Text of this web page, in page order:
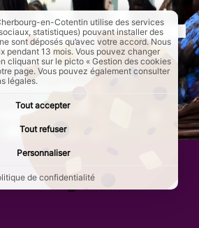
Les musées de Cherbourg-en-Cotentin
Page active :
Histoire
Autoriser
Emmanuel
en-
en-Cotentin utilise des services
statistiques) pouvant installer des
sont déposés qu’avec votre accord. Nous
pendant 13 mois. Vous pouvez changer
cliquant sur le picto « Gestion des cookies
page. Vous pouvez également consulter
légales.
Tout accepter
Tout refuser
Personnaliser
de confidentialité